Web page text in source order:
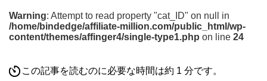
Warning: Attempt to read property "cat_ID" on null in
/home/bindedge/affiliate-million.com/public_html/wp-
content/themes/affinger4/single-type1.php on line 24
この記事を読むのに必要な時間は約 1 分です。